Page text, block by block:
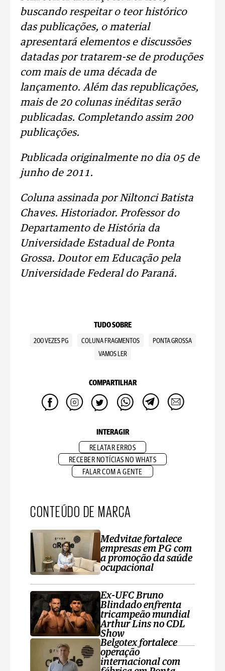
buscando respeitar o teor histórico
das publicações, o material
apresentará elementos e discussões
datadas por tratarem-se de produções
com mais de uma década de
lançamento. Além das republicações,
mais de 20 colunas inéditas serão
publicadas. Completando assim 200
publicações.
Publicada originalmente no dia 05 de
junho de 2011.
Coluna assinada por Niltonci Batista
Chaves. Historiador. Professor do
Departamento de História da
Universidade Estadual de Ponta
Grossa. Doutor em Educação pela
Universidade Federal do Paraná.
TUDO SOBRE
200 VEZES PG COLUNA FRAGMENTOS
PONTA GROSSA
VAMOS LER
COMPARTILHAR
INTERAGIR
RELATAR ERROS
RECEBER NOTÍCIAS NO WHATS
FALAR COM A GENTE
CONTEÚDO DE MARCA
Medvitae fortalece
empresas em PG com
a promoção da saúde
ocupacional
Ex-UFC Bruno
Blindado enfrenta
tricampeão mundial
Arthur Lins no CDL
Show
Belgotex fortalece
operação
internacional com